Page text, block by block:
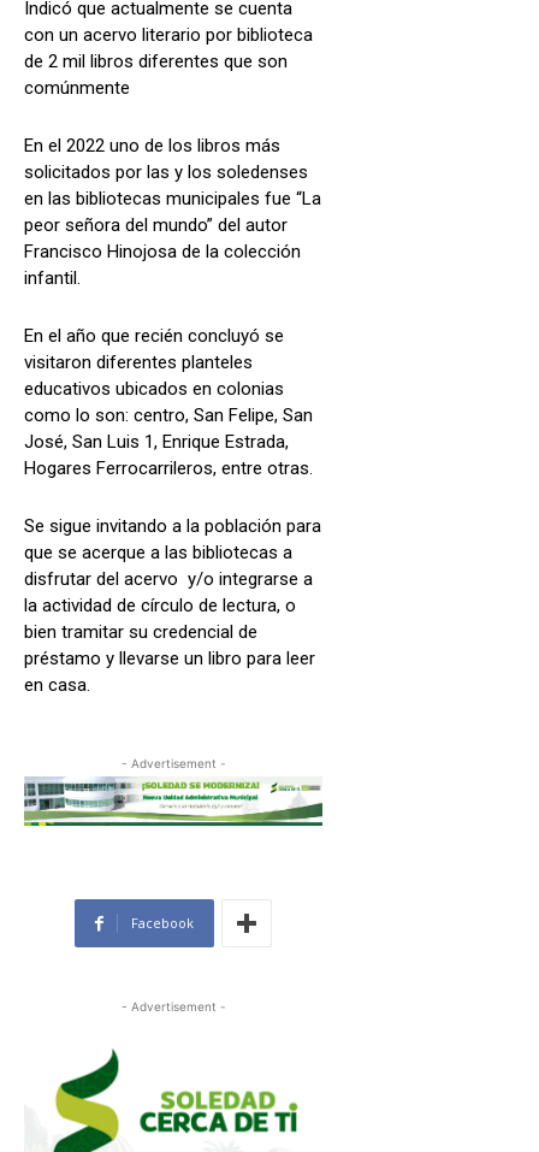
Indicó que actualmente se cuenta
con un acervo literario por biblioteca
de 2 mil libros diferentes que son
comúnmente
En el 2022 uno de los libros más
solicitados por las y los soledenses
en las bibliotecas municipales fue “La
peor señora del mundo” del autor
Francisco Hinojosa de la colección
infantil.
En el año que recién concluyó se
visitaron diferentes planteles
educativos ubicados en colonias
como lo son: centro, San Felipe, San
José, San Luis 1, Enrique Estrada,
Hogares Ferrocarrileros, entre otras.
Se sigue invitando a la población para
que se acerque a las bibliotecas a
disfrutar del acervo y/o integrarse a
la actividad de círculo de lectura, o
bien tramitar su credencial de
préstamo y llevarse un libro para leer
en casa.
- Advertisement -
Facebook
- Advertisement -